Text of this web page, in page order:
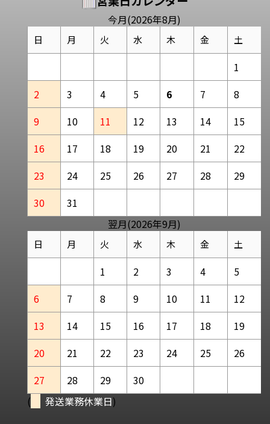
今月(2026年8月)
日 月 火 水 木 金 土
1
2
3 4 5 6 7
8
9
10 11 12 13 14
15
16
17 18 19 20 21
22
23
24 25 26 27 28
29
30
31
翌月(2026年9月)
日 月 火 水 木 金 土
1 2 3 4
5
6
7 8 9 10 11
12
13
14 15 16 17 18
19
20
21 22 23 24 25
26
27
28 29
30
(
発送業務休業日)